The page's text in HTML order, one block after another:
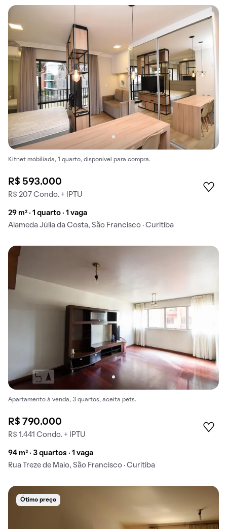
Kitnet mobiliada, 1 quarto, disponível para compra.
R$ 593.000
R$ 207 Condo. + IPTU
29 m² · 1 quarto · 1 vaga
Alameda Júlia da Costa, São Francisco · Curitiba
Apartamento à venda, 3 quartos, aceita pets.
R$ 790.000
R$ 1.441 Condo. + IPTU
94 m² · 3 quartos · 1 vaga
Rua Treze de Maio, São Francisco · Curitiba
Ótimo preço